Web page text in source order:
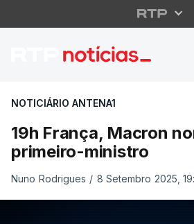
19h França,
NOTICIÁRIO ANTENA1
19h França, Macron
primeiro-ministro
Nuno Rodrigues / 8 Setembro 2025,